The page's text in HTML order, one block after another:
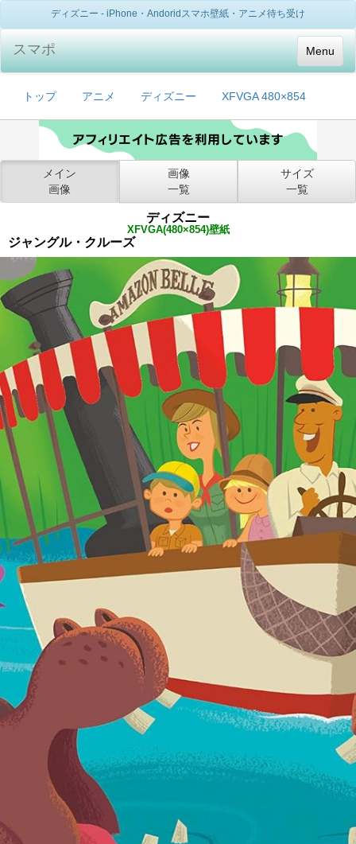
ディズニー - iPhone・Andoridスマホ壁紙・アニメ待ち受け
Menu
スマポ
トップ アニメ ディズニー XFVGA 480×854
メイン
画像
画像
一覧
サイズ
一覧
ディズニー
XFVGA(480×854)壁紙
ジャングル・クルーズ